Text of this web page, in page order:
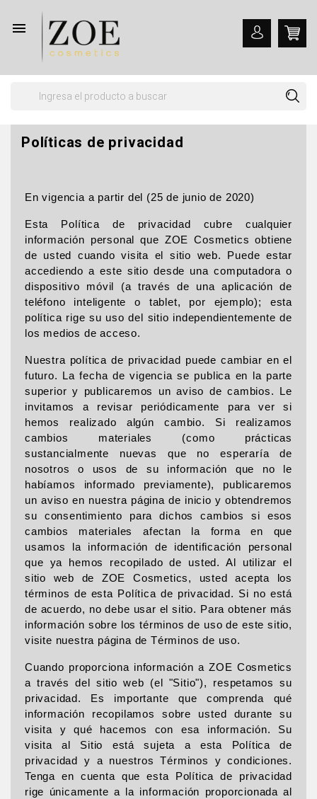

Políticas de privacidad
En vigencia a partir del (25 de junio de 2020)
Esta Política de privacidad cubre cualquier
información personal que ZOE Cosmetics obtiene
de usted cuando visita el sitio web. Puede estar
accediendo a este sitio desde una computadora o
dispositivo móvil (a través de una aplicación de
teléfono inteligente o tablet, por ejemplo); esta
política rige su uso del sitio independientemente de
los medios de acceso.
Nuestra política de privacidad puede cambiar en el
futuro. La fecha de vigencia se publica en la parte
superior y publicaremos un aviso de cambios. Le
invitamos a revisar periódicamente para ver si
hemos realizado algún cambio. Si realizamos
cambios materiales (como prácticas
sustancialmente nuevas que no esperaría de
nosotros o usos de su información que no le
habíamos informado previamente), publicaremos
un aviso en nuestra página de inicio y obtendremos
su consentimiento para dichos cambios si esos
cambios materiales afectan la forma en que
usamos la información de identificación personal
que ya hemos recopilado de usted. Al utilizar el
sitio web de ZOE Cosmetics, usted acepta los
términos de esta Política de privacidad. Si no está
de acuerdo, no debe usar el sitio. Para obtener más
información sobre los términos de uso de este sitio,
visite nuestra página de Términos de uso.
Cuando proporciona información a ZOE Cosmetics
a través del sitio web (el "Sitio"), respetamos su
privacidad. Es importante que comprenda qué
información recopilamos sobre usted durante su
visita y qué hacemos con esa información. Su
visita al Sitio está sujeta a esta Política de
privacidad y a nuestros Términos y condiciones.
Tenga en cuenta que esta Política de privacidad
rige únicamente a la información proporcionada al